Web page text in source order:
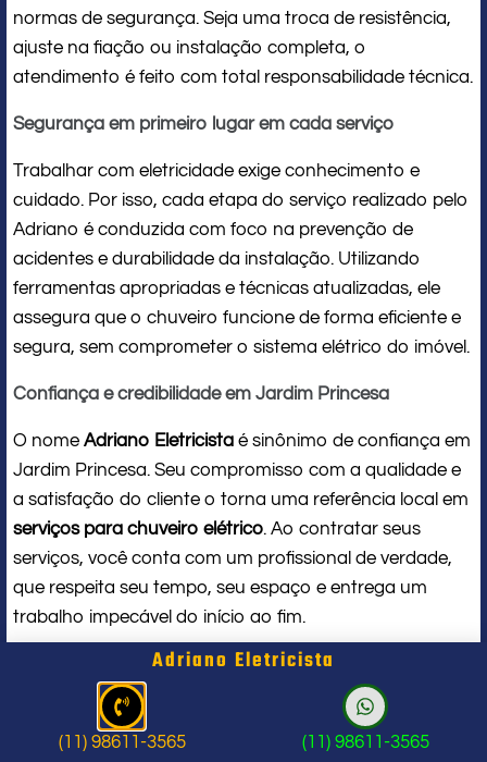
normas de segurança. Seja uma troca de resistência,
ajuste na fiação ou instalação completa, o
atendimento é feito com total responsabilidade técnica.
Segurança em primeiro lugar em cada serviço
Trabalhar com eletricidade exige conhecimento e
cuidado. Por isso, cada etapa do serviço realizado pelo
Adriano é conduzida com foco na prevenção de
acidentes e durabilidade da instalação. Utilizando
ferramentas apropriadas e técnicas atualizadas, ele
assegura que o chuveiro funcione de forma eficiente e
segura, sem comprometer o sistema elétrico do imóvel.
Confiança e credibilidade em Jardim Princesa
O nome Adriano Eletricista é sinônimo de confiança em
Jardim Princesa. Seu compromisso com a qualidade e
a satisfação do cliente o torna uma referência local em
serviços para chuveiro elétrico. Ao contratar seus
serviços, você conta com um profissional de verdade,
que respeita seu tempo, seu espaço e entrega um
trabalho impecável do início ao fim.
Problema com chuveiro: sinais que
indicam a hora de chamar um
profissional
Adriano Eletricista
(11) 98611-3565 (11) 98611-3565